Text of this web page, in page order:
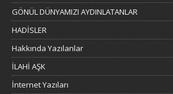
GÖNÜL DÜNYAMIZI AYDINLATANLAR
HADİSLER
Hakkında Yazılanlar
İLAHİ AŞK
İnternet Yazıları